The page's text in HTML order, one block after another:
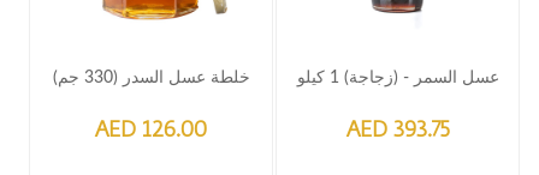
عسل السمر - (زجاجة) 1 كيلو
AED 393.75
خلطة عسل السدر (330 جم)
AED 126.00